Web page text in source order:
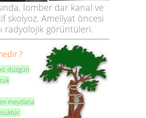
lomber dar kanal ve
skolyoz. Ameliyat öncesi
radyolojik görüntüleri.
?
: düzgün
meydana